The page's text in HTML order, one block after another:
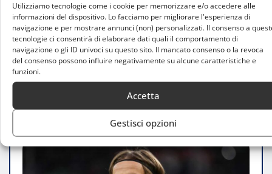
Utilizziamo tecnologie come i cookie per memorizzare e/o accedere alle
informazioni del dispositivo. Lo facciamo per migliorare l'esperienza di
navigazione e per mostrare annunci (non) personalizzati. Il consenso a
tecnologie ci consentirà di elaborare dati quali il comportamento di
navigazione o gli ID univoci su questo sito. Il mancato consenso o la revoca
del consenso possono influire negativamente su alcune caratteristiche e
funzioni.
Accetta
Gestisci opzioni
ATTUALITÀ
Biagio Grimaldi riparte dal Francis
Boxing Team: ritorno sul ring a Milano
Luca Talotta Ago 7, 2026